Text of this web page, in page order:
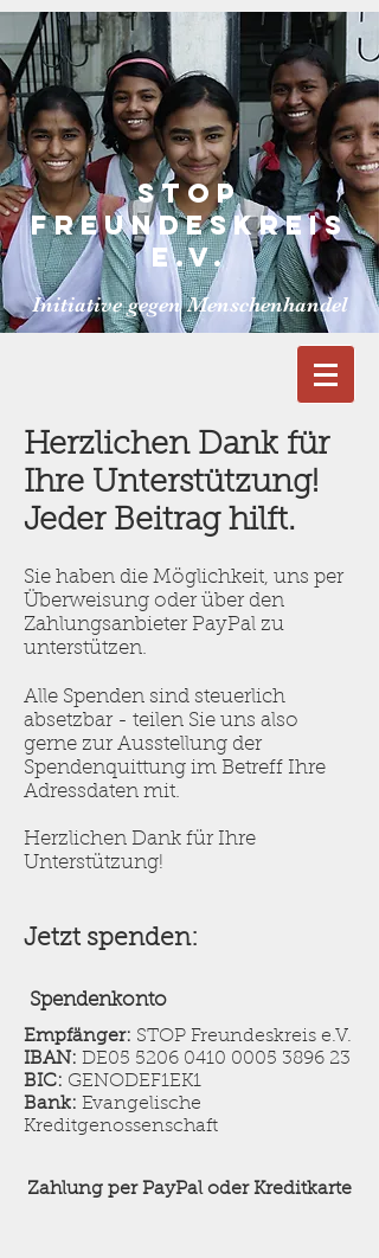
STOP
FREUNDESKReiS
E.V.
Initiative gegen Menschenhandel
Herzlichen Dank für
Ihre Unterstützung!
Jeder Beitrag hilft.
Sie haben die Möglichkeit, uns per
Überweisung oder über den
Zahlungsanbieter PayPal zu
unterstützen.
Alle Spenden sind steuerlich
absetzbar - teilen Sie uns also
gerne zur Ausstellung der
Spendenquittung im Betreff Ihre
Adressdaten mit.
Herzlichen Dank für Ihre
Unterstützung!
Jetzt spenden:
Spendenkonto
Empfänger: STOP Freundeskreis e.V.
IBAN: DE05 5206 0410 0005 3896 23
BIC: GENODEF1EK1
Bank: Evangelische
Kreditgenossenschaft
Zahlung per PayPal oder Kreditkarte